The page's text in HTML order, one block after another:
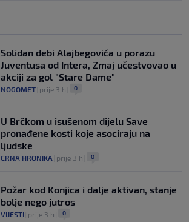
Solidan debi Alajbegovića u porazu
Juventusa od Intera, Zmaj učestvovao u
akciji za gol "Stare Dame"
NOGOMET prije 3 h 0
U Brčkom u isušenom dijelu Save
pronađene kosti koje asociraju na
ljudske
CRNA HRONIKA prije 3 h 0
Požar kod Konjica i dalje aktivan, stanje
bolje nego jutros
VIJESTI prije 3 h 0